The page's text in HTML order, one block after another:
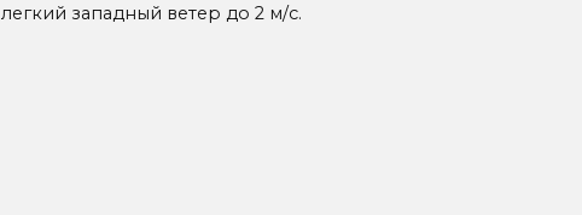
легкий западный ветер до 2 м/с.